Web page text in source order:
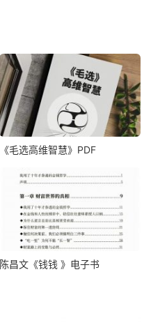
《毛‮高选‬维智慧》PDF
陈昌文《钱钱 》电子书